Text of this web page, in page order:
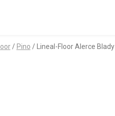
/ Pino / Lineal-Floor Alerce Blady